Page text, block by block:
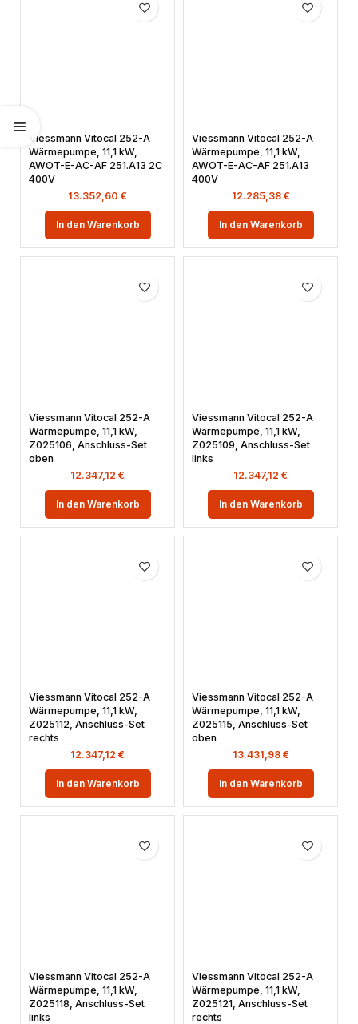
Viessmann Vitocal 252-A
Wärmepumpe, 11,1 kW,
AWOT-E-AC-AF 251.A13 2C
400V
13.352,60 €
In den Warenkorb
Viessmann Vitocal 252-A
Wärmepumpe, 11,1 kW,
AWOT-E-AC-AF 251.A13
400V
12.285,38 €
In den Warenkorb
Viessmann Vitocal 252-A
Wärmepumpe, 11,1 kW,
Z025106, Anschluss-Set
oben
12.347,12 €
In den Warenkorb
Viessmann Vitocal 252-A
Wärmepumpe, 11,1 kW,
Z025109, Anschluss-Set
links
12.347,12 €
In den Warenkorb
Viessmann Vitocal 252-A
Wärmepumpe, 11,1 kW,
Z025112, Anschluss-Set
rechts
12.347,12 €
In den Warenkorb
Viessmann Vitocal 252-A
Wärmepumpe, 11,1 kW,
Z025115, Anschluss-Set
oben
13.431,98 €
In den Warenkorb
Viessmann Vitocal 252-A
Wärmepumpe, 11,1 kW,
Z025118, Anschluss-Set
links
Viessmann Vitocal 252-A
Wärmepumpe, 11,1 kW,
Z025121, Anschluss-Set
rechts